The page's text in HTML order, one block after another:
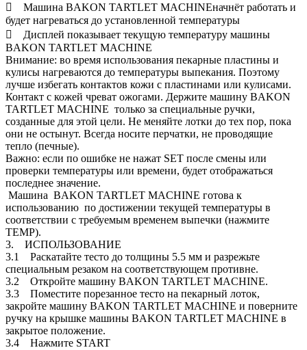
 Машина BAKON TARTLET MACHINEначнёт работать и
будет нагреваться до установленной температуры
 Дисплей показывает текущую температуру машины
BAKON TARTLET MACHINE
Внимание: во время использования пекарные пластины и
кулисы нагреваются до температуры выпекания. Поэтому
лучше избегать контактов кожи с пластинами или кулисами.
Контакт с кожей чреват ожогами. Держите машину BAKON
TARTLET MACHINE только за специальные ручки,
созданные для этой цели. Не меняйте лотки до тех пор, пока
они не остынут. Всегда носите перчатки, не проводящие
тепло (печные).
Важно: если по ошибке не нажат SET после смены или
проверки температуры или времени, будет отображаться
последнее значение.
Машина BAKON TARTLET MACHINE готова к
использованию по достижении текущей температуры в
соответствии с требуемым временем выпечки (нажмите
TEMP).
3. ИСПОЛЬЗОВАНИЕ
3.1 Раскатайте тесто до толщины 5.5 мм и разрежьте
специальным резаком на соответствующем противне.
3.2 Откройте машину BAKON TARTLET MACHINE.
3.3 Поместите порезанное тесто на пекарный лоток,
закройте машину BAKON TARTLET MACHINE и поверните
ручку на крышке машины BAKON TARTLET MACHINE в
закрытое положение.
3.4 Нажмите START